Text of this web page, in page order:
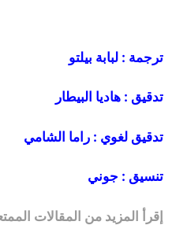
ترجمة : لبابة بيلتو
تدقيق : هاديا البيطار
تدقيق لغوي : راما الشامي
تنسيق : جوني
إقرأ المزيد من المقالات